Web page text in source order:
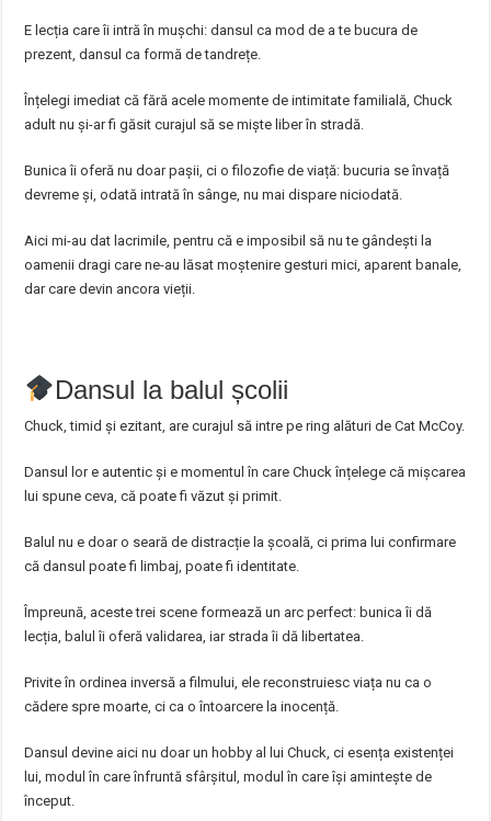
E lecția care îi intră în mușchi: dansul ca mod de a te bucura de
prezent, dansul ca formă de tandrețe.
Înțelegi imediat că fără acele momente de intimitate familială, Chuck
adult nu și-ar fi găsit curajul să se miște liber în stradă.
Bunica îi oferă nu doar pașii, ci o filozofie de viață: bucuria se învață
devreme și, odată intrată în sânge, nu mai dispare niciodată.
Aici mi-au dat lacrimile, pentru că e imposibil să nu te gândești la
oamenii dragi care ne-au lăsat moștenire gesturi mici, aparent banale,
dar care devin ancora vieții.
Dansul la balul școlii
Chuck, timid și ezitant, are curajul să intre pe ring alături de Cat McCoy.
Dansul lor e autentic și e momentul în care Chuck înțelege că mișcarea
lui spune ceva, că poate fi văzut și primit.
Balul nu e doar o seară de distracție la școală, ci prima lui confirmare
că dansul poate fi limbaj, poate fi identitate.
Împreună, aceste trei scene formează un arc perfect: bunica îi dă
lecția, balul îi oferă validarea, iar strada îi dă libertatea.
Privite în ordinea inversă a filmului, ele reconstruiesc viața nu ca o
cădere spre moarte, ci ca o întoarcere la inocență.
Dansul devine aici nu doar un hobby al lui Chuck, ci esența existenței
lui, modul în care înfruntă sfârșitul, modul în care își amintește de
început.